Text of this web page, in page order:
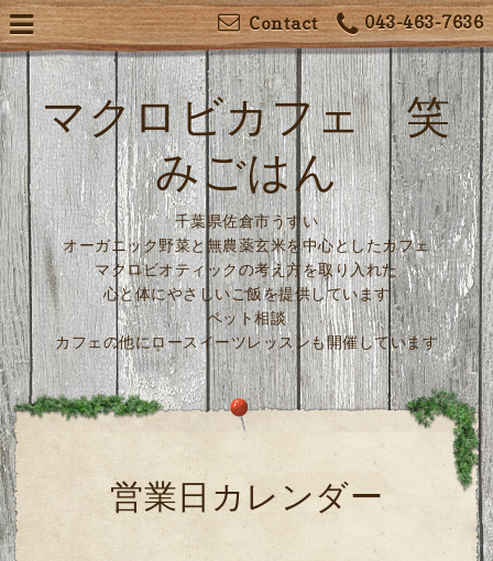
043-463-7636
Contact
マクロビカフェ 笑
みごはん
千葉県佐倉市うすい
オーガニック野菜と無農薬玄米を中心としたカフェ
マクロビオティックの考え方を取り入れた
心と体にやさしいご飯を提供しています
ペット相談
カフェの他にロースイーツレッスンも開催しています
営業日カレンダー